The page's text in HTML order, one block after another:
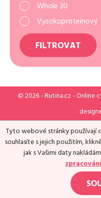
Whole 30
Vysokoproteinový
FILTROVAT
© 2026 - Rutina.cz- Online
Tyto webové stránky používají
souhlasíte s jejich použitím,
jak s Vašimi daty